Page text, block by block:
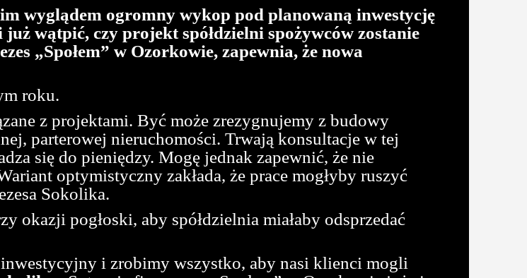
wyglądem ogromny wykop pod planowaną inwestycję
już wątpić, czy projekt spółdzielni spożywców zostanie
„Społem” w Ozorkowie, zapewnia, że nowa
roku.
z projektami. Być może zrezygnujemy z budowy
parterowej nieruchomości. Trwają konsultacje w tej
się do pieniędzy. Mogę jednak zapewnić, że nie
optymistyczny zakłada, że prace mogłyby ruszyć
Sokolika.
okazji pogłoski, aby spółdzielnia miałaby odsprzedać
i zrobimy wszystko, aby nasi klienci mogli